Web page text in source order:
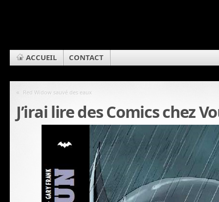
ACCUEIL CONTACT
« Red Widow sauvé des eaux
J’irai lire des Comics chez